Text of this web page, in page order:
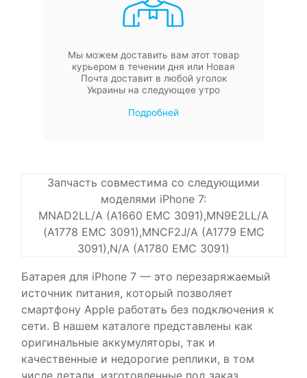
Мы можем доставить вам этот товар
курьером в течении дня или Новая
Почта доставит в любой уголок
Украины на следующее утро
Подробней
Запчасть совместима со следующими
моделями iPhone 7:
MNAD2LL/A (A1660 EMC 3091),MN9E2LL/A
(A1778 EMC 3091),MNCF2J/A (A1779 EMC
3091),N/A (A1780 EMC 3091)
Батарея для iPhone 7 — это перезаряжаемый
источник питания, который позволяет
смартфону Apple работать без подключения к
сети. В нашем каталоге представлены как
оригинальные аккумуляторы, так и
качественные и недорогие реплики, в том